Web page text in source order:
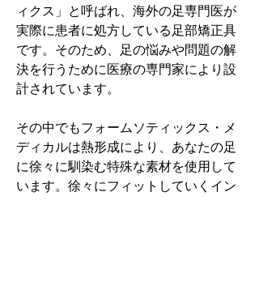
ィクス」と呼ばれ、海外の足専門医が
実際に患者に処方している足部矯正具
です。そのため、足の悩みや問題の解
決を行うために医療の専門家により設
計されています。
その中でもフォームソティックス・メ
ディカルは熱形成により、あなたの足
に徐々に馴染む特殊な素材を使用して
います。徐々にフィットしていくイン